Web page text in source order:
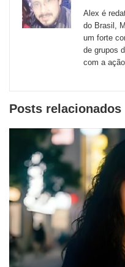
sites
externos
Alex é
do Brasil,
um forte
de grupos
com a
Posts relacionados